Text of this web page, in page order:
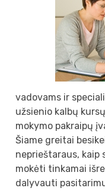
vadovams ir
užsienio kalbų
mokymo pakraipų
Šiame greitai
neprieštaraus, kaip
mokėti tinkamai
dalyvauti